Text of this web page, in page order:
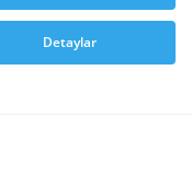
Detaylar